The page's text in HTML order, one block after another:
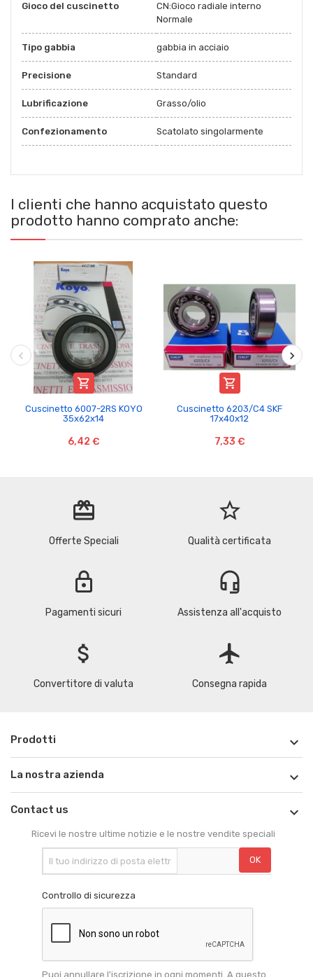
Gioco del cuscinetto
CN:Gioco radiale interno
Normale
Tipo gabbia gabbia in acciaio
Precisione Standard
Lubrificazione Grasso/olio
Confezionamento Scatolato singolarmente
I clienti che hanno acquistato questo
prodotto hanno comprato anche:

Cuscinetto 6007-2RS KOYO
35x62x14
6,42 €

Cuscinetto 6203/C4 SKF
17x40x12
7,33 €
redeem
Offerte Speciali
star_border
Qualità certificata
lock
Pagamenti sicuri
headset_mic
Assistenza all'acquisto
attach_money
Convertitore di valuta
flight
Consegna rapida
Prodotti 
La nostra azienda 
Contact us 
Ricevi le nostre ultime notizie e le nostre vendite speciali
Controllo di sicurezza
Puoi annullare l'iscrizione in ogni momenti. A questo